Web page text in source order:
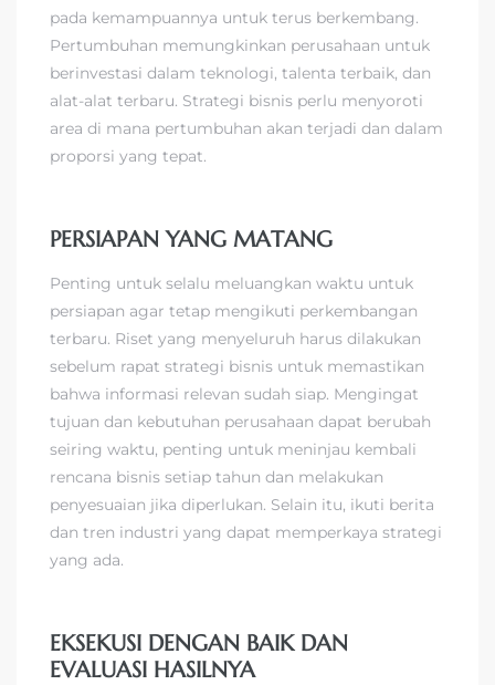
pada kemampuannya untuk terus berkembang.
Pertumbuhan memungkinkan perusahaan untuk
berinvestasi dalam teknologi, talenta terbaik, dan
alat-alat terbaru. Strategi bisnis perlu menyoroti
area di mana pertumbuhan akan terjadi dan dalam
proporsi yang tepat.
PERSIAPAN YANG MATANG
Penting untuk selalu meluangkan waktu untuk
persiapan agar tetap mengikuti perkembangan
terbaru. Riset yang menyeluruh harus dilakukan
sebelum rapat strategi bisnis untuk memastikan
bahwa informasi relevan sudah siap. Mengingat
tujuan dan kebutuhan perusahaan dapat berubah
seiring waktu, penting untuk meninjau kembali
rencana bisnis setiap tahun dan melakukan
penyesuaian jika diperlukan. Selain itu, ikuti berita
dan tren industri yang dapat memperkaya strategi
yang ada.
EKSEKUSI DENGAN BAIK DAN
EVALUASI HASILNYA